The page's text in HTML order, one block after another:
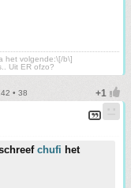
het volgende:\[/b\]
Uit ER ofzo?
• 38
chufi het